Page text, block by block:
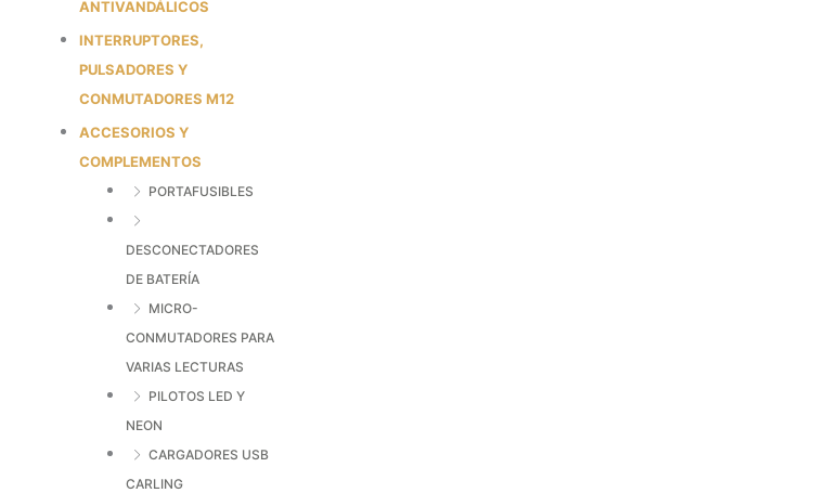
ANTIVANDÁLICOS
INTERRUPTORES,
PULSADORES Y
CONMUTADORES M12
ACCESORIOS Y
COMPLEMENTOS
PORTAFUSIBLES
DESCONECTADORES
DE BATERÍA
MICRO-
CONMUTADORES PARA
VARIAS LECTURAS
PILOTOS LED Y
NEON
CARGADORES USB
CARLING